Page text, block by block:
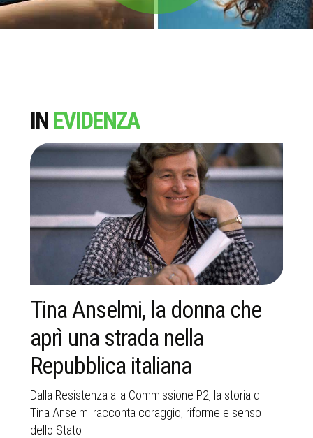
IN EVIDENZA
Tina Anselmi, la donna che
aprì una strada nella
Repubblica italiana
Dalla Resistenza alla Commissione P2, la storia di
Tina Anselmi racconta coraggio, riforme e senso
dello Stato